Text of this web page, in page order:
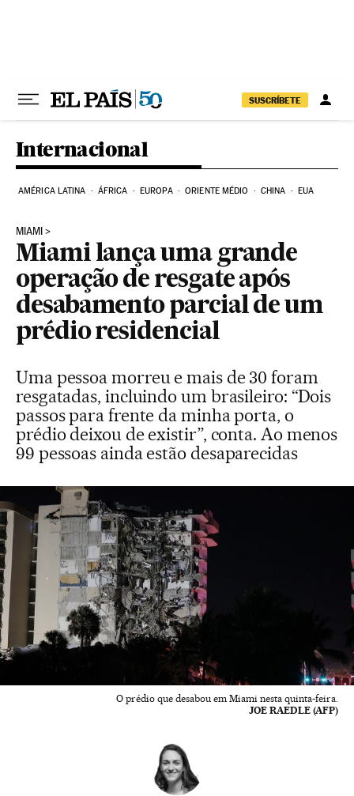
SUSCRÍBETE
Internacional
AMÉRICA LATINA ÁFRICA EUROPA ORIENTE MÉDIO CHINA EUA
MIAMI
Miami lança uma grande
operação de resgate após
desabamento parcial de um
prédio residencial
Uma pessoa morreu e mais de 30 foram
resgatadas, incluindo um brasileiro: “Dois
passos para frente da minha porta, o
prédio deixou de existir”, conta. Ao menos
99 pessoas ainda estão desaparecidas
O prédio que desabou em Miami nesta quinta-feira.
JOE RAEDLE (AFP)